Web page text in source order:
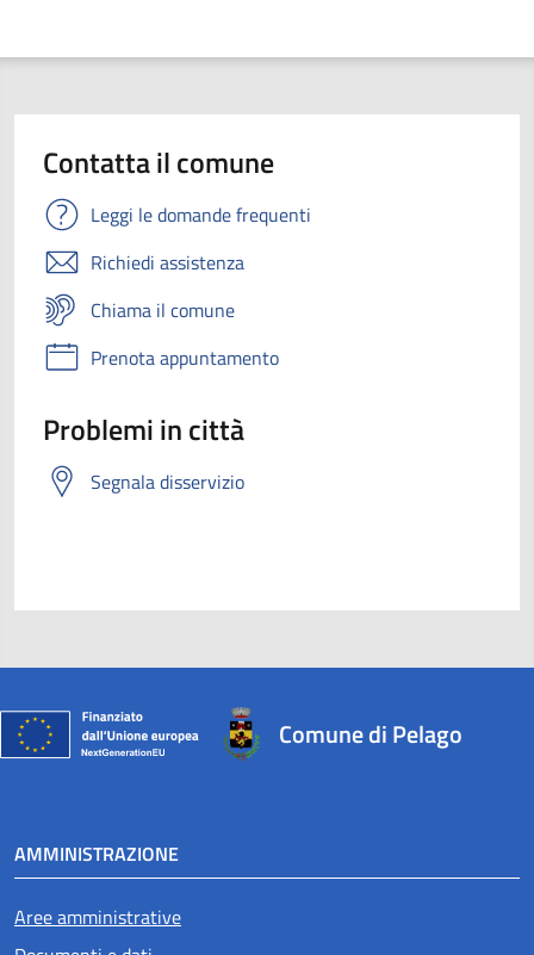
Contatta il comune
Leggi le domande frequenti
Richiedi assistenza
Chiama il comune
Prenota appuntamento
Problemi in città
Segnala disservizio
Comune di Pelago
AMMINISTRAZIONE
Aree amministrative